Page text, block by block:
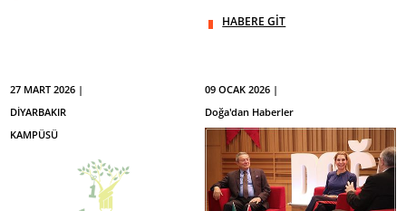
HABERE GİT
27 MART 2026 |
DİYARBAKIR
KAMPÜSÜ
09 OCAK 2026 |
Doğa'dan Haberler